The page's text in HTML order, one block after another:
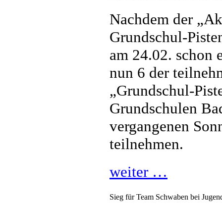
Nachdem der
Grundschul-
am 24.02. schon
nun 6 der
„Grundschul-
Grundschulen
vergangenen
teilnehmen.
weiter …
Sieg für Team Schwaben bei